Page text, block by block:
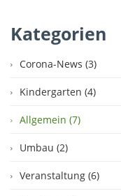
Kategorien
Corona-News (3)
Kindergarten (4)
Allgemein (7)
Umbau (2)
Veranstaltung (6)